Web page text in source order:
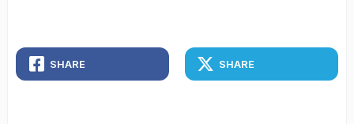
SHARE SHARE